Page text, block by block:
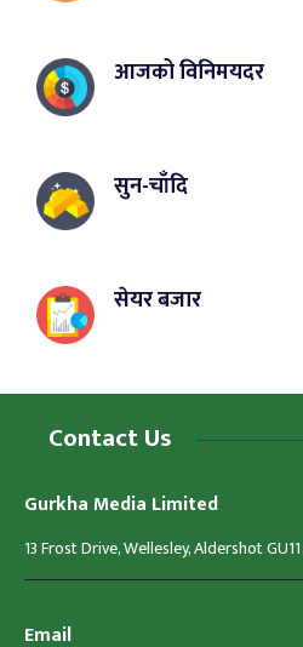
आजको विनिमयदर
सुन-चाँदि
सेयर बजार
Contact Us
Gurkha Media Limited
13 Frost Drive, Wellesley, Aldershot
Email